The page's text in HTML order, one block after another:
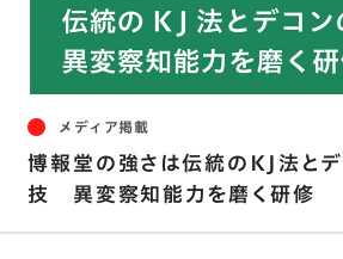
メディア掲載
博報堂の強さは伝統のKJ法と
技 異変察知能力を磨く研修